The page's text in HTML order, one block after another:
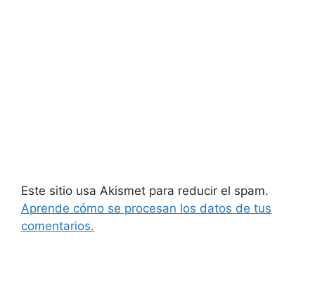
Este sitio usa Akismet para reducir el spam.
Aprende cómo se procesan los datos de tus
comentarios.